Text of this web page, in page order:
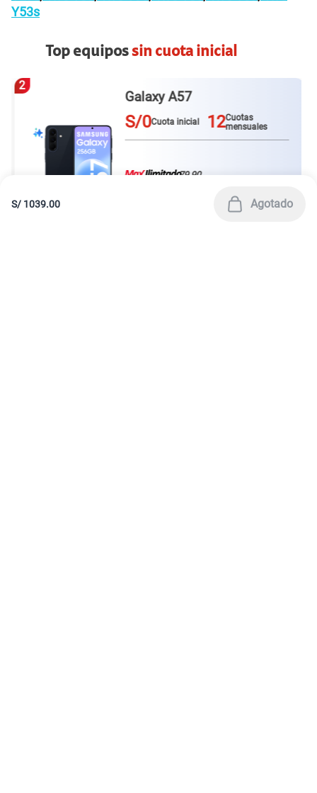
Todos los derechos reservados 2026
Términos y condiciones de la web
Condiciones de garantía de equipos
Política de Privacidad| Derechos ARCO|
Sistema de consultas Tarifarias | Neutralidad de Red
Sistema de Consulta de Deudas|Legal y regulatorio